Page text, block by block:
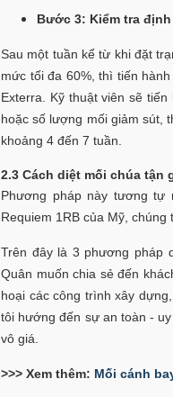
Bước 3: Kiểm tra
Sau một tuần kể từ khi đặt
mức tối đa 60%, thì tiến
Exterra. Kỹ thuật viên sẽ
hoặc số lượng mối giảm sút,
khoảng 4 đến 7 tuần.
2.3 Cách diệt mối chúa tận
Phương pháp này tương tự
Requiem 1RB của Mỹ,
Trên đây là 3 phương pháp
Quân muốn chia sẻ đến
hoại các công trình xây
tôi hướng đến sự an toàn -
vô giá.
>>> Xem thêm: Mối cánh